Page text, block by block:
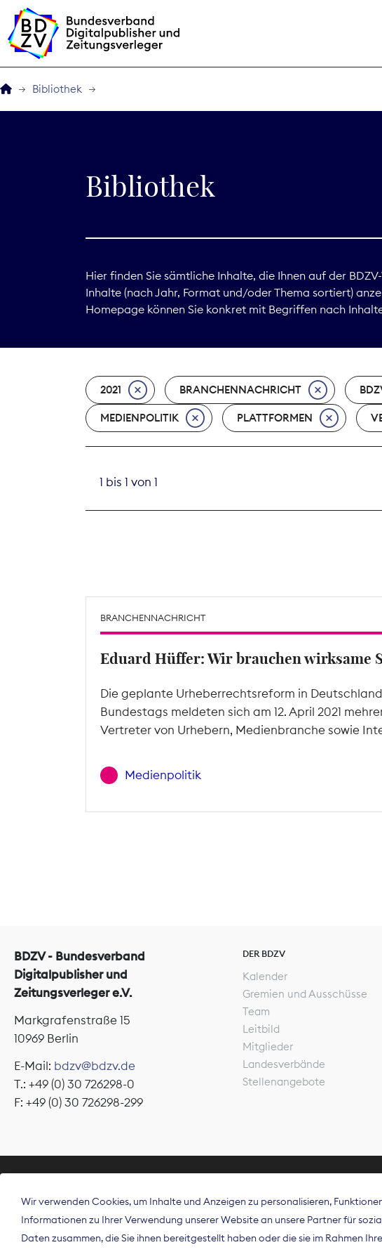
BDZVplus GmbH
Service
Bibliothek
Bibliothek
Hier finden Sie sämtliche Inhalte, die Ihnen auf der
Inhalte (nach Jahr, Format und/oder Thema sortiert)
Homepage können Sie konkret mit Begriffen nach
2021 BRANCHENNACHRICHT
MEDIENPOLITIK PLATTFORMEN
1 bis 1 von 1
BRANCHENNACHRICHT
Eduard Hüffer: Wir brauchen wirksame
Die geplante Urheberrechtsreform in
Bundestags meldeten sich am 12. April 2021
Vertreter von Urhebern, Medienbranche sowie
Medienpolitik
BDZV - Bundesverband
Digitalpublisher und
Zeitungsverleger e.V.
Markgrafenstraße 15
10969 Berlin
E-Mail: bdzv@bdzv.de
T.: +49 (0) 30 726298-0
F: +49 (0) 30 726298-299
DER BDZV
Kalender
Gremien und Ausschüsse
Team
Leitbild
Mitglieder
Landesverbände
Stellenangebote
Der Bundesverband
Spitzenorganisation die
Deutschland und auf
Wir verwenden Cookies, um Inhalte und Anzeigen zu personalisieren,
Informationen zu Ihrer Verwendung unserer Website an unsere Partner für
Daten zusammen, die Sie ihnen bereitgestellt haben oder die sie im Rahmen